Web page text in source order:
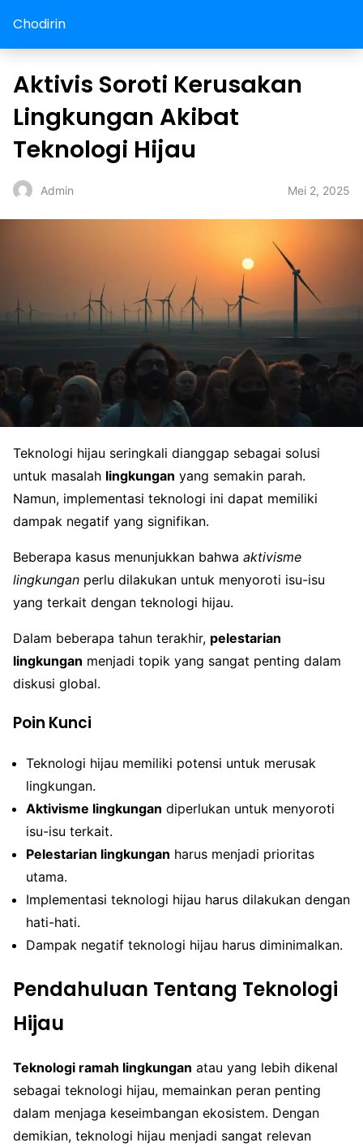
Chodirin
Aktivis Soroti Kerusakan
Lingkungan Akibat
Teknologi Hijau
Admin Mei 2, 2025
Teknologi hijau seringkali dianggap sebagai solusi
untuk masalah lingkungan yang semakin parah.
Namun, implementasi teknologi ini dapat memiliki
dampak negatif yang signifikan.
Beberapa kasus menunjukkan bahwa aktivisme
lingkungan perlu dilakukan untuk menyoroti isu-isu
yang terkait dengan teknologi hijau.
Dalam beberapa tahun terakhir, pelestarian
lingkungan menjadi topik yang sangat penting dalam
diskusi global.
Poin Kunci
Teknologi hijau memiliki potensi untuk merusak
lingkungan.
Aktivisme lingkungan diperlukan untuk menyoroti
isu-isu terkait.
Pelestarian lingkungan harus menjadi prioritas
utama.
Implementasi teknologi hijau harus dilakukan dengan
hati-hati.
Dampak negatif teknologi hijau harus diminimalkan.
Pendahuluan Tentang Teknologi
Hijau
Teknologi ramah lingkungan atau yang lebih dikenal
sebagai teknologi hijau, memainkan peran penting
dalam menjaga keseimbangan ekosistem. Dengan
demikian, teknologi hijau menjadi sangat relevan